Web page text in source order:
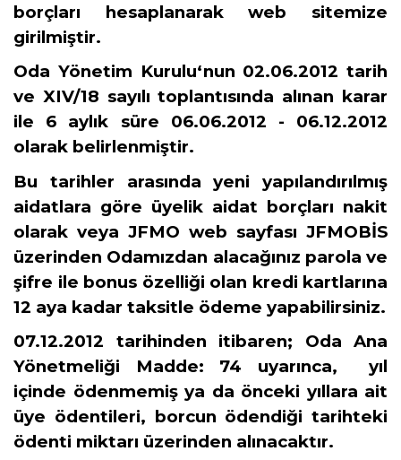
borçları hesaplanarak web sitemize
girilmiştir.
Oda Yönetim Kurulu‘nun 02.06.2012 tarih
ve XIV/18 sayılı toplantısında alınan karar
ile 6 aylık süre 06.06.2012 - 06.12.2012
olarak belirlenmiştir.
Bu tarihler arasında yeni yapılandırılmış
aidatlara göre üyelik aidat borçları nakit
olarak veya JFMO web sayfası JFMOBİS
üzerinden Odamızdan alacağınız parola ve
şifre ile bonus özelliği olan kredi kartlarına
12 aya kadar taksitle ödeme yapabilirsiniz.
07.12.2012 tarihinden itibaren; Oda Ana
Yönetmeliği Madde: 74 uyarınca, yıl
içinde ödenmemiş ya da önceki yıllara ait
üye ödentileri, borcun ödendiği tarihteki
ödenti miktarı üzerinden alınacaktır.